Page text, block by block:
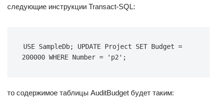
следующие инструкции Transact-SQL:
USE SampleDb; UPDATE Project SET Budget =
200000 WHERE Number = 'p2';
то содержимое таблицы AuditBudget будет таким: